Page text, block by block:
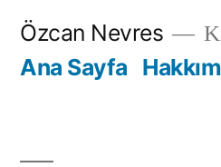
İçeriğe
Özcan Nevres
Ana Sayfa